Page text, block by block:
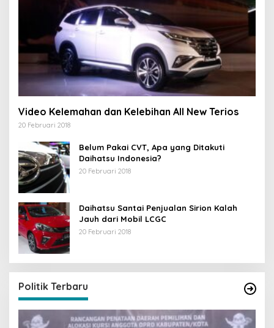
Video Kelemahan dan Kelebihan All New Terios
20 Februari 2018
Belum Pakai CVT, Apa yang Ditakuti
Daihatsu Indonesia?
20 Februari 2018
Daihatsu Santai Penjualan Sirion Kalah
Jauh dari Mobil LCGC
20 Februari 2018
Politik Terbaru